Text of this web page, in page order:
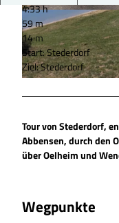
CC-BY-SA
4:33 h
59 m
14 m
Start: Stederdorf
Ziel: Stederdorf
Tour von Stederdorf,
Abbensen, durch den
über Oelheim und
Wegpunkte